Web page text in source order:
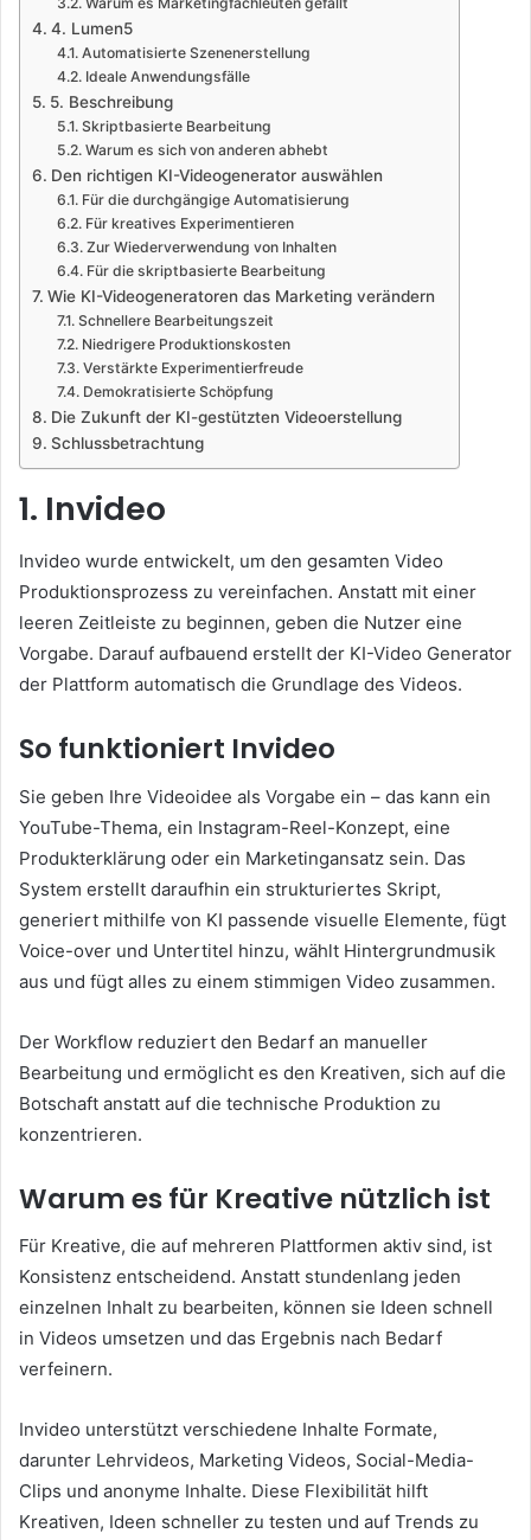
4. Lumen5
Automatisierte Szenenerstellung
Ideale Anwendungsfälle
5. Beschreibung
Skriptbasierte Bearbeitung
Warum es sich von anderen abhebt
Den richtigen KI-Videogenerator auswählen
Für die durchgängige Automatisierung
Für kreatives Experimentieren
Zur Wiederverwendung von Inhalten
Für die skriptbasierte Bearbeitung
Wie KI-Videogeneratoren das Marketing verändern
Schnellere Bearbeitungszeit
Niedrigere Produktionskosten
Verstärkte Experimentierfreude
Demokratisierte Schöpfung
Die Zukunft der KI-gestützten Videoerstellung
Schlussbetrachtung
1. Invideo
Invideo wurde entwickelt, um den gesamten Video
Produktionsprozess zu vereinfachen. Anstatt mit einer
leeren Zeitleiste zu beginnen, geben die Nutzer eine
Vorgabe. Darauf aufbauend erstellt der KI-Video Generator
der Plattform automatisch die Grundlage des Videos.
So funktioniert Invideo
Sie geben Ihre Videoidee als Vorgabe ein – das kann ein
YouTube-Thema, ein Instagram-Reel-Konzept, eine
Produkterklärung oder ein Marketingansatz sein. Das
System erstellt daraufhin ein strukturiertes Skript,
generiert mithilfe von KI passende visuelle Elemente, fügt
Voice-over und Untertitel hinzu, wählt Hintergrundmusik
aus und fügt alles zu einem stimmigen Video zusammen.
Der Workflow reduziert den Bedarf an manueller
Bearbeitung und ermöglicht es den Kreativen, sich auf die
Botschaft anstatt auf die technische Produktion zu
konzentrieren.
Warum es für Kreative nützlich ist
Für Kreative, die auf mehreren Plattformen aktiv sind, ist
Konsistenz entscheidend. Anstatt stundenlang jeden
einzelnen Inhalt zu bearbeiten, können sie Ideen schnell
in Videos umsetzen und das Ergebnis nach Bedarf
verfeinern.
Invideo unterstützt verschiedene Inhalte Formate,
darunter Lehrvideos, Marketing Videos, Social-Media-
Clips und anonyme Inhalte. Diese Flexibilität hilft
Kreativen, Ideen schneller zu testen und auf Trends zu